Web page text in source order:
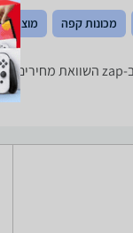
מכונות קפה מוצרי